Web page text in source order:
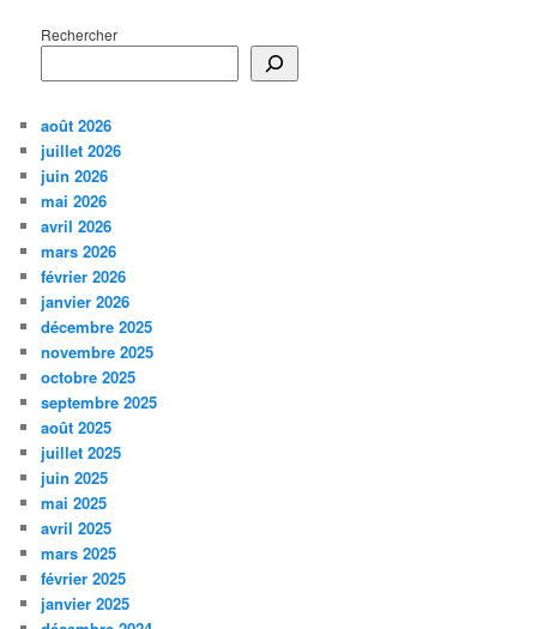
Rechercher
août 2026
juillet 2026
juin 2026
mai 2026
avril 2026
mars 2026
février 2026
janvier 2026
décembre 2025
novembre 2025
octobre 2025
septembre 2025
août 2025
juillet 2025
juin 2025
mai 2025
avril 2025
mars 2025
février 2025
janvier 2025